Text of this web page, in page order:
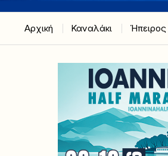
Αρχική Καναλάκι Ήπειρος